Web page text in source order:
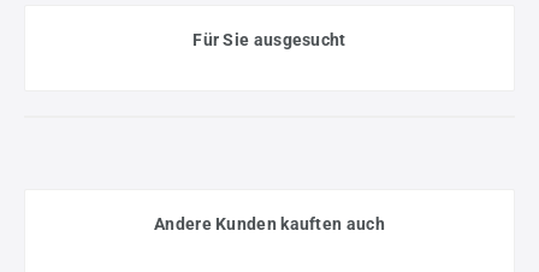
Für Sie ausgesucht
Andere Kunden kauften auch